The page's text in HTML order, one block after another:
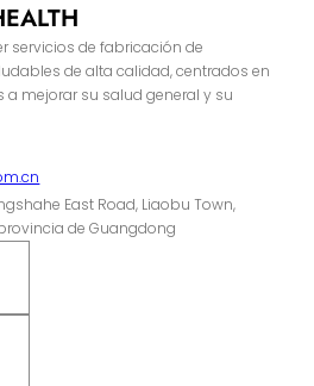
servicios de fabricación de
de alta calidad, centrados en
mejorar su salud general y su
East Road, Liaobu Town,
de Guangdong